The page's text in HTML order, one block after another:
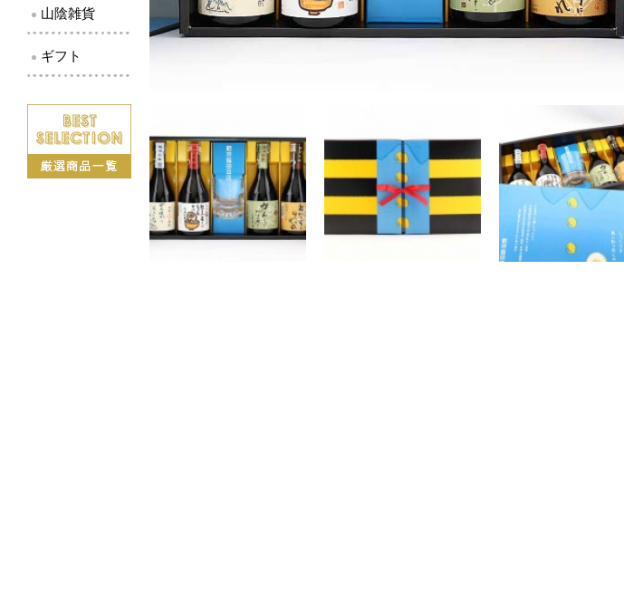
山陰雑貨
ギフト